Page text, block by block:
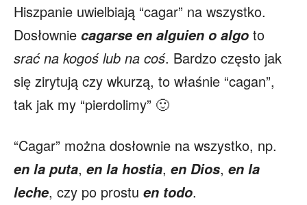
Hiszpanie uwielbiają “cagar” na wszystko.
Dosłownie cagarse en alguien o algo to
srać na kogoś lub na coś. Bardzo często jak
się zirytują czy wkurzą, to właśnie “cagan”,
tak jak my “pierdolimy” 🙂
“Cagar” można dosłownie na wszystko, np.
en la puta, en la hostia, en Dios, en la
leche, czy po prostu en todo.